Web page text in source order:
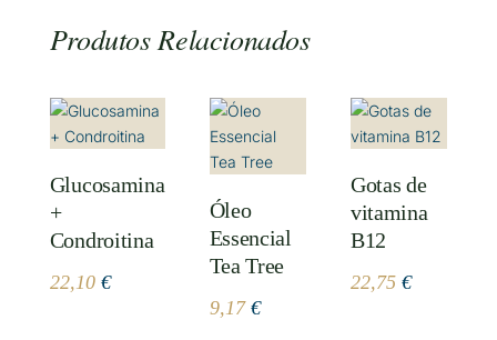
Produtos Relacionados
Glucosamina
+
Condroitina
22,10 €
Óleo
Essencial
Tea Tree
9,17 €
Gotas de
vitamina
B12
22,75 €